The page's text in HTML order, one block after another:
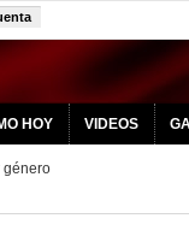
HOY VIDEOS
género